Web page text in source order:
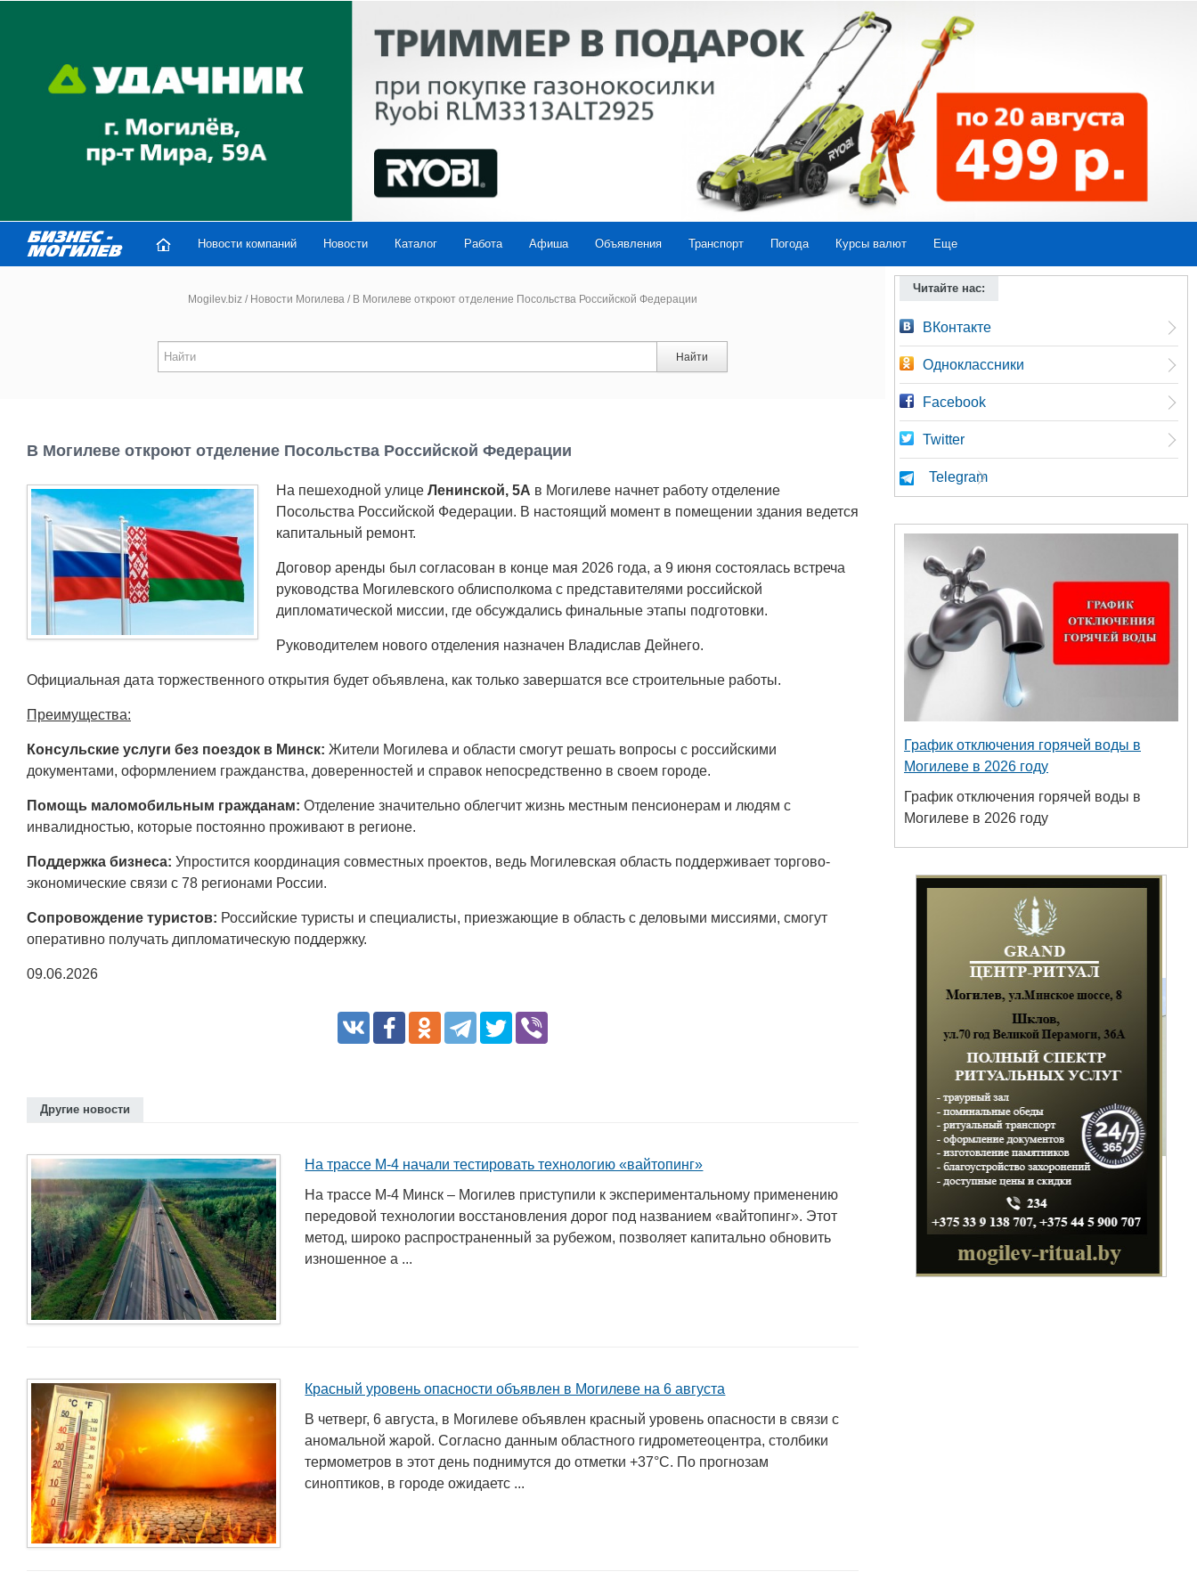
Новости компаний Новости Каталог Работа Афиша Объявления Транспорт Погода Курсы валют Еще
Mogilev.biz / Новости Могилева /В Могилеве откроют отделение Посольства Российской Федерации
Найти
В Могилеве откроют отделение Посольства Российской Федерации
На пешеходной улице Ленинской, 5А в Могилеве начнет работу отделение
Посольства Российской Федерации. В настоящий момент в помещении здания ведется
капитальный ремонт.
Договор аренды был согласован в конце мая 2026 года, а 9 июня состоялась встреча
руководства Могилевского облисполкома с представителями российской
дипломатической миссии, где обсуждались финальные этапы подготовки.
Руководителем нового отделения назначен Владислав Дейнего.
Официальная дата торжественного открытия будет объявлена, как только завершатся все строительные работы.
Преимущества:
Консульские услуги без поездок в Минск: Жители Могилева и области смогут решать вопросы с российскими
документами, оформлением гражданства, доверенностей и справок непосредственно в своем городе.
Помощь маломобильным гражданам: Отделение значительно облегчит жизнь местным пенсионерам и людям с
инвалидностью, которые постоянно проживают в регионе.
Поддержка бизнеса: Упростится координация совместных проектов, ведь Могилевская область поддерживает торгово-
экономические связи с 78 регионами России.
Сопровождение туристов: Российские туристы и специалисты, приезжающие в область с деловыми миссиями, смогут
оперативно получать дипломатическую поддержку.
09.06.2026
Другие новости
На трассе М-4 начали тестировать технологию «вайтопинг»
На трассе М-4 Минск – Могилев приступили к экспериментальному применению
передовой технологии восстановления дорог под названием «вайтопинг». Этот
метод, широко распространенный за рубежом, позволяет капитально обновить
изношенное а ...
Красный уровень опасности объявлен в Могилеве на 6 августа
В четверг, 6 августа, в Могилеве объявлен красный уровень опасности в связи с
аномальной жарой. Согласно данным областного гидрометеоцентра, столбики
термометров в этот день поднимутся до отметки +37°С. По прогнозам
синоптиков, в городе ожидаетс ...
Читайте нас:
ВКонтакте
Одноклассники
Facebook
Twitter
Telegram
График отключения горячей воды в
Могилеве в 2026 году
График отключения горячей воды в
Могилеве в 2026 году
Белорусский государственный
университет пищевых и
химических технологий
+375 222 63-92-70, +375 222 63-18-45
Подготовка, переподготовка и
повышение квалификации специалистов
для пищевых и перерабатывающих
отраслей АПК, а также предприятий
химической промышленности.